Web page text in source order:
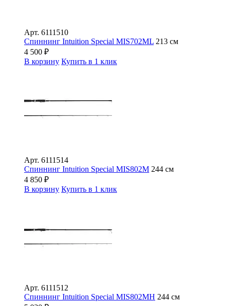
Арт. 6111510
Спиннинг Intuition Special MIS702ML 213 см
4 500 ₽
В корзину Купить в 1 клик
Арт. 6111514
Спиннинг Intuition Special MIS802M 244 см
4 850 ₽
В корзину Купить в 1 клик
Арт. 6111512
Спиннинг Intuition Special MIS802MH 244 см